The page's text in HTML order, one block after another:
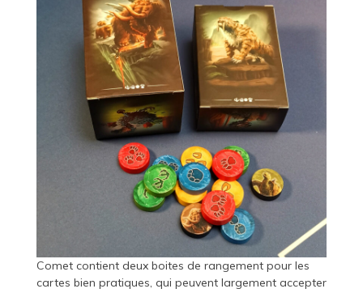
Comet contient deux boites de rangement pour les
cartes bien pratiques, qui peuvent largement accepter